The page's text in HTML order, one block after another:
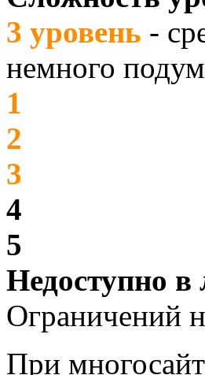
3 уровень -
немного
1
2
3
4
5
Недоступно в
Ограничений
При